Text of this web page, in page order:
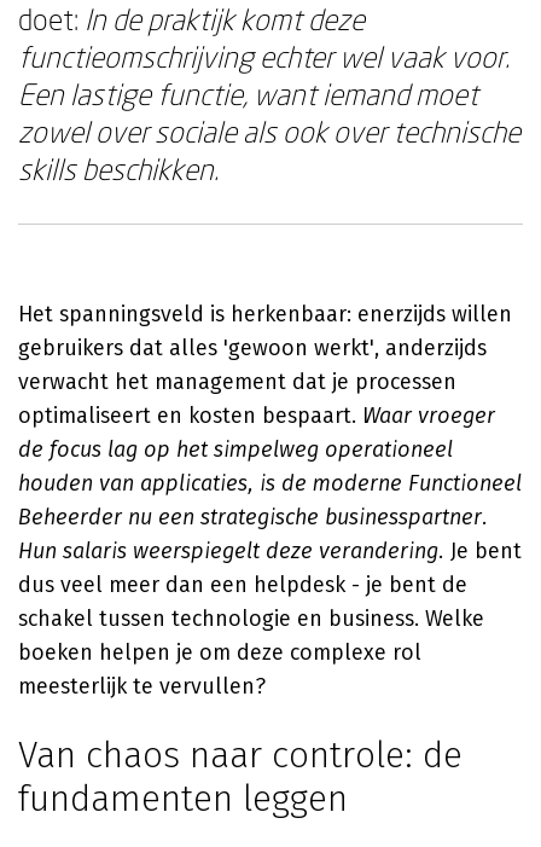
doet: In de praktijk komt deze
functieomschrijving echter wel vaak voor.
Een lastige functie, want iemand moet
zowel over sociale als ook over technische
skills beschikken.
Het spanningsveld is herkenbaar: enerzijds willen
gebruikers dat alles 'gewoon werkt', anderzijds
verwacht het management dat je processen
optimaliseert en kosten bespaart. Waar vroeger
de focus lag op het simpelweg operationeel
houden van applicaties, is de moderne Functioneel
Beheerder nu een strategische businesspartner.
Hun salaris weerspiegelt deze verandering. Je bent
dus veel meer dan een helpdesk - je bent de
schakel tussen technologie en business. Welke
boeken helpen je om deze complexe rol
meesterlijk te vervullen?
Van chaos naar controle: de
fundamenten leggen